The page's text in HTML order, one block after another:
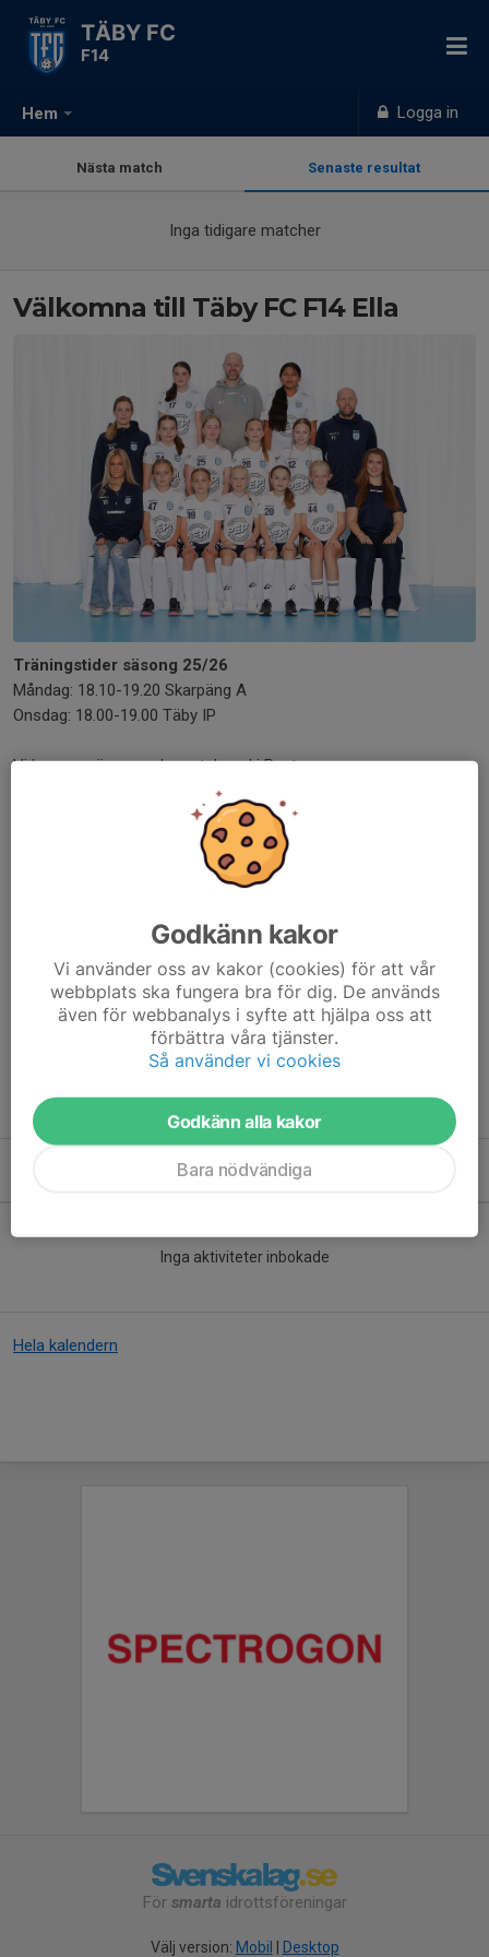
Hem Logga in
TÄBY FC
F14
Nästa match Senaste resultat
Inga tidigare matcher
Välkomna till Täby FC F14 Ella
Träningstider säsong 25/26
Måndag: 18.10-19.20 Skarpäng A
Onsdag: 18.00-19.00 Täby IP
Vi kommer även spela matchspel i Pantamera
Material som behövs till träning
Vill du börja spela med oss?
Kontakta
Lagledare - Alexandra Bühring Sölving
Email: alexandra@buhring.se
Kommande aktiviteter
Inga aktiviteter inbokade
Hela kalendern
För smarta idrottsföreningar
Välj version: Mobil Desktop
Godkänn kakor
Vi använder oss av kakor (cookies) för att vår
webbplats ska fungera bra för dig. De används
även för webbanalys i syfte att hjälpa oss att
förbättra våra tjänster.
Så använder vi cookies
Godkänn alla kakor
Bara nödvändiga